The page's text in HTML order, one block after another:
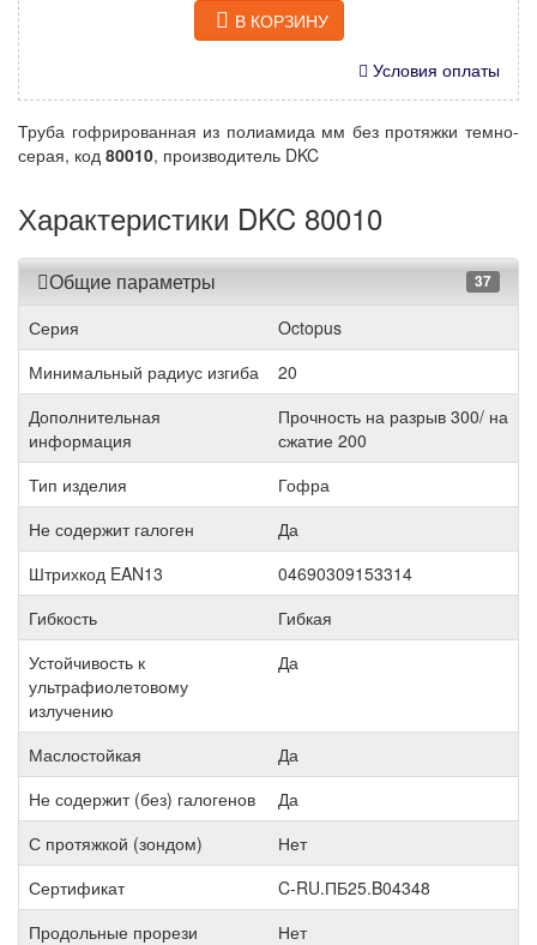
В КОРЗИНУ
Условия оплаты
Труба гофрированная из полиамида мм без протяжки темно-
серая, код 80010, производитель DKC
Характеристики DKC 80010
Общие параметры 37
Серия
Octopus
Минимальный радиус изгиба
20
Дополнительная
информация
Прочность на разрыв 300/ на
сжатие 200
Тип изделия
Гофра
Не содержит галоген
Да
Штрихкод EAN13
04690309153314
Гибкость
Гибкая
Устойчивость к
ультрафиолетовому
излучению
Да
Маслостойкая
Да
Не содержит (без) галогенов
Да
С протяжкой (зондом)
Нет
Сертификат
C-RU.ПБ25.B04348
Продольные прорези
Нет